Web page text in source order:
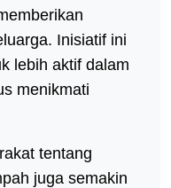
Inisiatif ini
lebih aktif dalam
menikmati
tentang
juga semakin